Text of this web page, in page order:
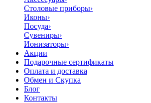
Столовые приборы›
Иконы›
Посуда›
Сувениры›
Ионизаторы›
Акции
Подарочные сертификаты
Оплата и доставка
Обмен и Скупка
Блог
Контакты